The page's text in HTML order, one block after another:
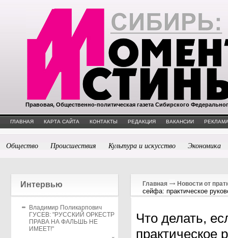
Правовая, Общественно-политическая газета Сибирского
ГЛАВНАЯ КАРТА САЙТА КОНТАКТЫ РЕДАКЦИЯ ВАКАНСИИ
Общество Происшествия Культура и искусство Экономика
Интервью
Владимир Поликарпович
ГУСЕВ: "РУССКИЙ ОРКЕСТР
ПРАВА НА ФАЛЬШЬ НЕ
ИМЕЕТ!"
Главная Новости от
сейфа: практическое
Что делать,
практическое